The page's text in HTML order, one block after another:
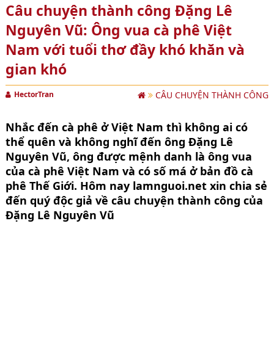
Câu chuyện thành công Đặng Lê
Nguyên Vũ: Ông vua cà phê Việt
Nam với tuổi thơ đầy khó khăn và
gian khó
HectorTran CÂU CHUYỆN THÀNH CÔNG
Nhắc đến cà phê ở Việt Nam thì không ai có
thể quên và không nghĩ đến ông Đặng Lê
Nguyên Vũ, ông được mệnh danh là ông vua
của cà phê Việt Nam và có số má ở bản đồ cà
phê Thế Giới. Hôm nay lamnguoi.net xin chia sẻ
đến quý độc giả về câu chuyện thành công của
Đặng Lê Nguyên Vũ